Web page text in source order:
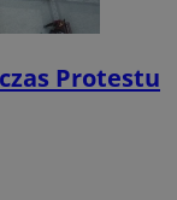
Protestu